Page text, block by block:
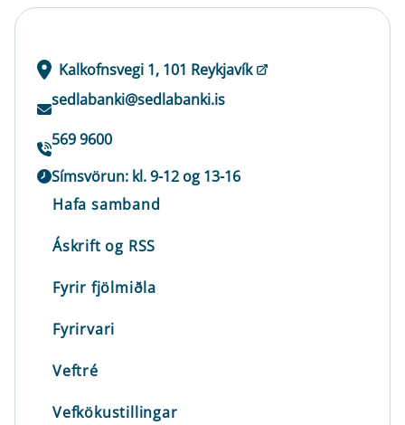
Kalkofnsvegi 1, 101 Reykjavík
sedlabanki@sedlabanki.is
569 9600
Símsvörun: kl. 9-12 og 13-16
Hafa samband
Áskrift og RSS
Fyrir fjölmiðla
Fyrirvari
Veftré
Vefkökustillingar